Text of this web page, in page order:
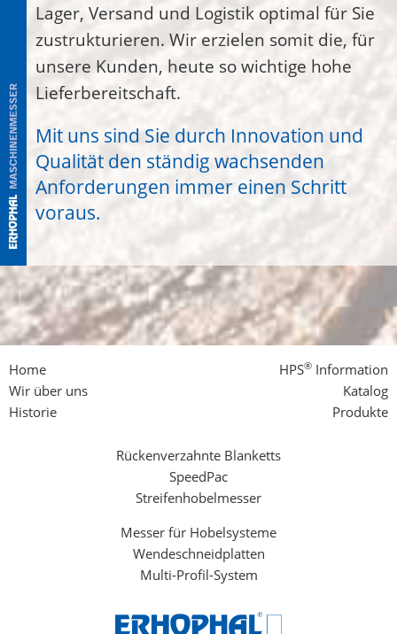
Lager, Versand und Logistik optimal für Sie
zustrukturieren. Wir erzielen somit die, für
unsere Kunden, heute so wichtige hohe
Lieferbereitschaft.
Mit uns sind Sie durch Innovation und
Qualität den ständig wachsenden
Anforderungen immer einen Schritt
voraus.
Home
Wir über uns
Historie
HPS® Information
Katalog
Produkte
Rückenverzahnte Blanketts
SpeedPac
Streifenhobelmesser
Messer für Hobelsysteme
Wendeschneidplatten
Multi-Profil-System